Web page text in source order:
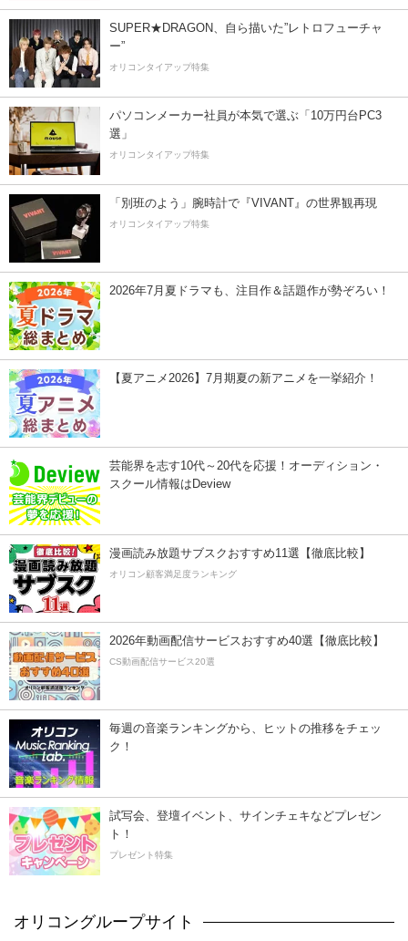
SUPER★DRAGON、自ら描いた”レトロフューチャ
ー”
オリコンタイアップ特集
パソコンメーカー社員が本気で選ぶ「10万円台PC3
選」
オリコンタイアップ特集
「別班のよう」腕時計で『VIVANT』の世界観再現
オリコンタイアップ特集
2026年7月夏ドラマも、注目作＆話題作が勢ぞろい！
【夏アニメ2026】7月期夏の新アニメを一挙紹介！
芸能界を志す10代～20代を応援！オーディション・
スクール情報はDeview
漫画読み放題サブスクおすすめ11選【徹底比較】
オリコン顧客満足度ランキング
2026年動画配信サービスおすすめ40選【徹底比較】
CS動画配信サービス20選
毎週の音楽ランキングから、ヒットの推移をチェッ
ク！
試写会、登壇イベント、サインチェキなどプレゼン
ト！
プレゼント特集
オリコングループサイト